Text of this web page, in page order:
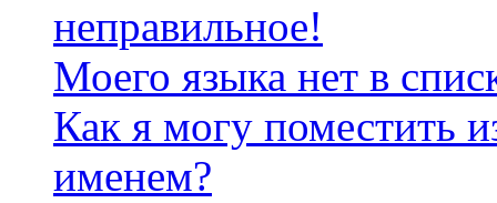
неправильное!
Моего языка нет в
Как я могу поместить
именем?